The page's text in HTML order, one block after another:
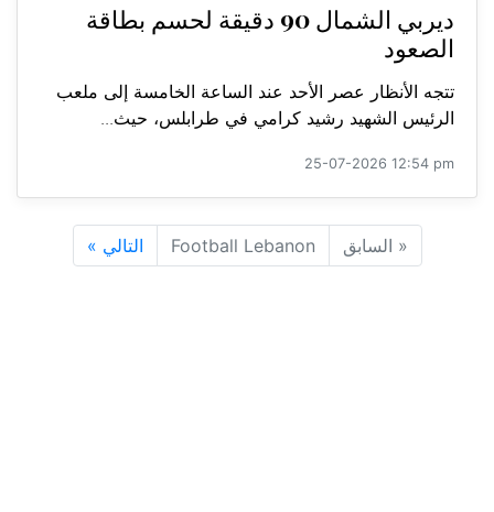
ديربي الشمال 90 دقيقة لحسم بطاقة
الصعود
تتجه الأنظار عصر الأحد عند الساعة الخامسة إلى ملعب
الرئيس الشهيد رشيد كرامي في طرابلس، حيث...
25-07-2026 12:54 pm
« السابق Football Lebanon التالي »